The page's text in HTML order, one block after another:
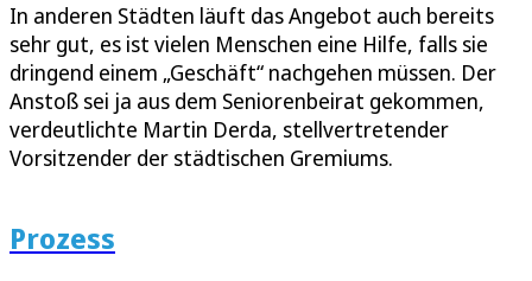
In anderen Städten läuft das Angebot auch bereits
sehr gut, es ist vielen Menschen eine Hilfe, falls sie
dringend einem „Geschäft“ nachgehen müssen. Der
Anstoß sei ja aus dem Seniorenbeirat gekommen,
verdeutlichte Martin Derda, stellvertretender
Vorsitzender der städtischen Gremiums.
Prozess